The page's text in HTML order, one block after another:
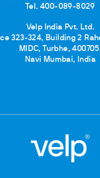
Tel. 400-089-8029
Velp India Pvt. Ltd.
323-324, Building 2
MIDC, Turbhe,
Navi Mumbai, India